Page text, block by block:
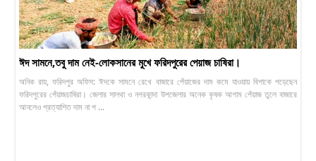
ঈদ সামনে,তবু দাম নেই-লোকসানের মুখে ফরিদপুরের পেয়াজ চাষিরা।
অনিক রায়, ফরিদপুর অফিস: ঈদকে সামনে রেখে বাজারে পেঁয়াজের দাম কমে যাওয়ায় বিপাকে পড়েছেন
ফরিদপুরের পেঁয়াজচাষিরা। জেলার সালথা ও নগরকান্দা উপজেলার অনেক কৃষক আগাম পেঁয়াজ তুলে বাজারে
আনলেও প্রত্যাশিত দাম না প ...